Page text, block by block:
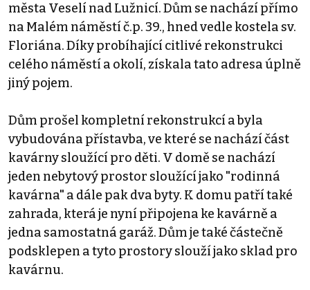
města Veselí nad Lužnicí. Dům se nachází přímo
na Malém náměstí č.p. 39., hned vedle kostela sv.
Floriána. Díky probíhající citlivé rekonstrukci
celého náměstí a okolí, získala tato adresa úplně
jiný pojem.
Dům prošel kompletní rekonstrukcí a byla
vybudována přístavba, ve které se nachází část
kavárny sloužící pro děti. V domě se nachází
jeden nebytový prostor sloužící jako "rodinná
kavárna" a dále pak dva byty. K domu patří také
zahrada, která je nyní připojena ke kavárně a
jedna samostatná garáž. Dům je také částečně
podsklepen a tyto prostory slouží jako sklad pro
kavárnu.